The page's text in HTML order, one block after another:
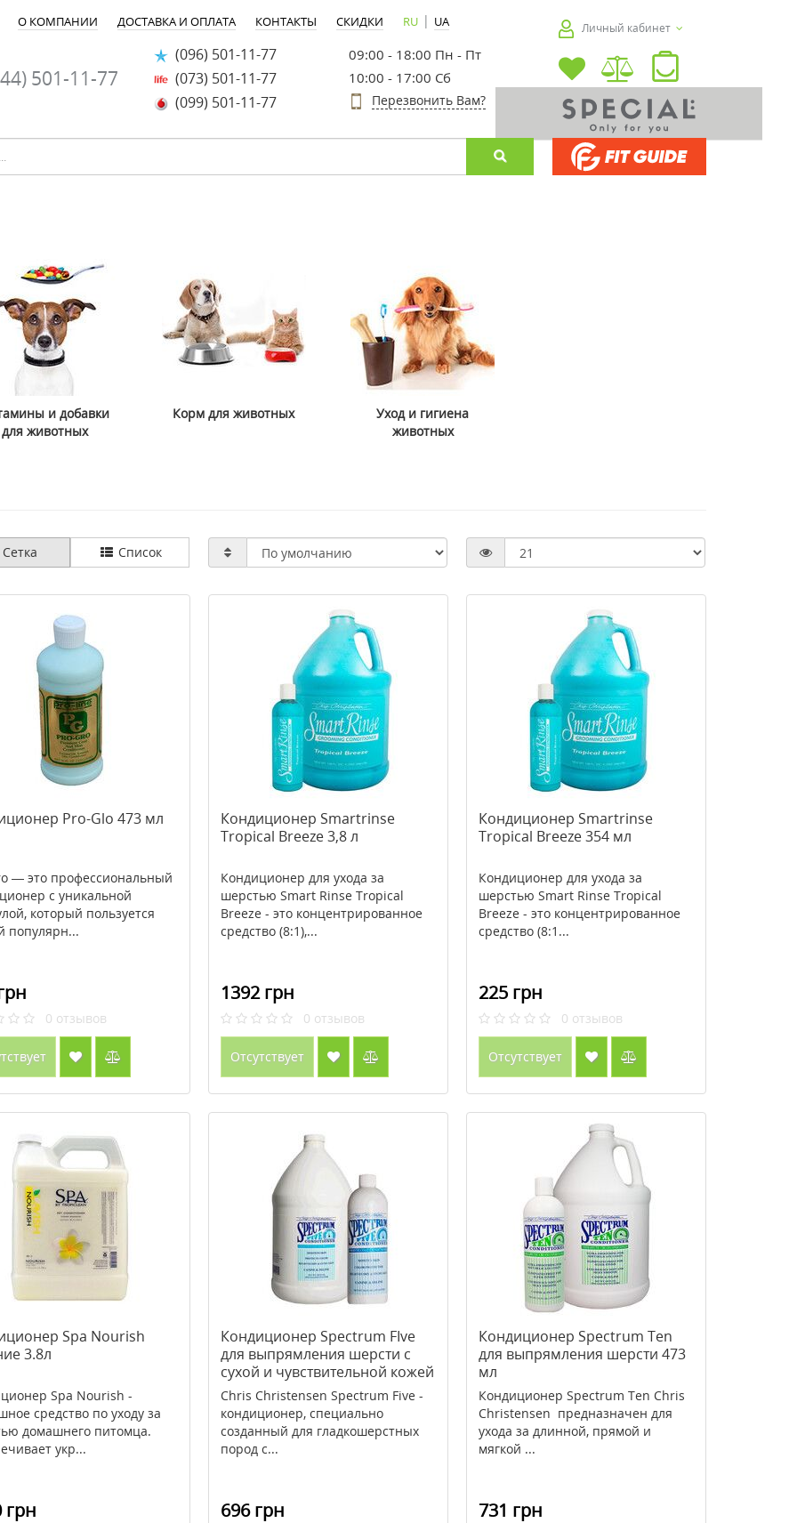
О КОМПАНИИ ДОСТАВКА И ОПЛАТА КОНТАКТЫ СКИДКИ RU | UA
501-11-77
(096) 501-11-77
(073) 501-11-77
(099) 501-11-77
09:00 - 18:00 Пн - Пт
10:00 - 17:00 Сб
Перезвонить Вам?
Личный кабинет
-30%
Купить
-25%
Купить Купить
и добавки
для животных
Корм для животных
Уход и гигиена
животных
Сетка Список
Pro-Glo 473 мл
— это профессиональный
с уникальной
который пользуется
популярн...
0 отзывов
Кондиционер Smartrinse
Tropical Breeze 3,8 л
Кондиционер для ухода за
шерстью Smart Rinse Tropical
Breeze - это концентрированное
средство (8:1),...
1392 грн
0 отзывов
Отсутствует
Кондиционер Smartrinse
Tropical Breeze 354 мл
Кондиционер для ухода за
шерстью Smart Rinse Tropical
Breeze - это концентрированное
средство (8:1...
225 грн
0 отзывов
Отсутствует
Spa Nourish
3.8л
Spa Nourish -
средство по уходу за
домашнего питомца.
укр...
грн
Кондиционер Spectrum FIve
для выпрямления шерсти с
сухой и чувствительной кожей
473 мл
Chris Christensen Spectrum Five -
кондиционер, специально
созданный для гладкошерстных
пород с...
696 грн
Кондиционер Spectrum Ten
для выпрямления шерсти 473
мл
Кондиционер Spectrum Ten Chris
Christensen предназначен для
ухода за длинной, прямой и
мягкой ...
731 грн